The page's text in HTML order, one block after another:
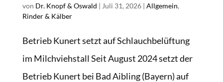
von Dr. Knopf & Oswald | Juli 31, 2026| Allgemein,
Rinder & Kälber
Betrieb Kunert setzt auf Schlauchbelüftung
im Milchviehstall Seit August 2024 setzt der
Betrieb Kunert bei Bad Aibling (Bayern) auf